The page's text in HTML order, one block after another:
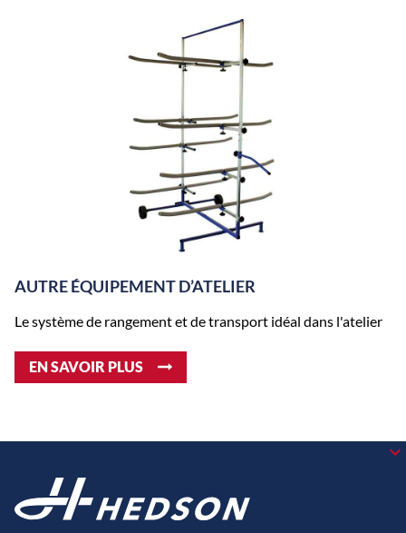
AUTRE ÉQUIPEMENT D’ATELIER
Le système de rangement et de transport idéal dans l'atelier
EN SAVOIR PLUS